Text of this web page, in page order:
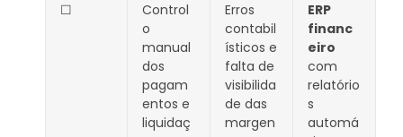
☐
Control
o
manual
dos
pagam
entos e
liquidaç
Erros
contabil
ísticos e
falta de
visibilida
de das
margen
ERP
financ
eiro
com
relatório
s
automá